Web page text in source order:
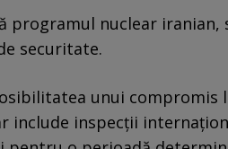
programul nuclear iranian,
securitate.
unui compromis
include inspecții